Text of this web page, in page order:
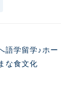
語学留学♪ホー
な食文化